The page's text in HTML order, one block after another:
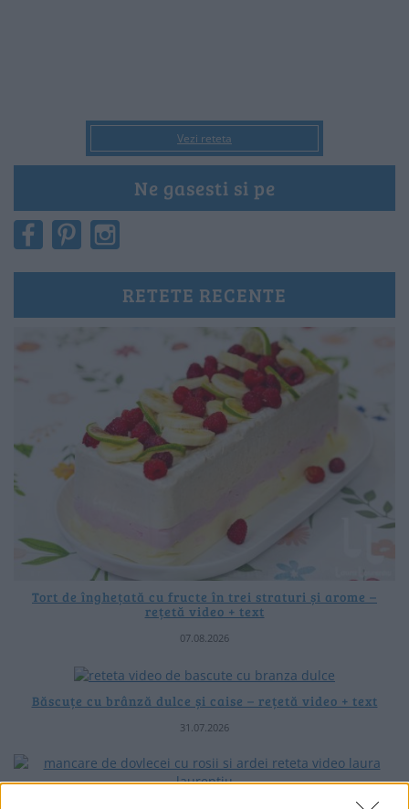
Vezi reteta
Ne gasesti si pe
RETETE RECENTE
Tort de înghețată cu fructe în trei straturi și arome –
rețetă video + text
07.08.2026
Băscuțe cu brânză dulce și caise – rețetă video + text
31.07.2026